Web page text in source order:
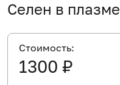
Селен в плазме
Cтоимость:
1300 ₽